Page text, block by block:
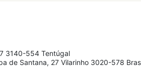
3140-554 Tentúgal
de Santana, 27 Vilarinho 3020-578